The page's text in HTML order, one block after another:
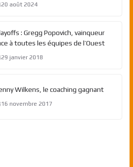
20 août 2024
: Gregg Popovich, vainqueur
à toutes les équipes de l’Ouest
29 janvier 2018
Wilkens, le coaching gagnant
16 novembre 2017